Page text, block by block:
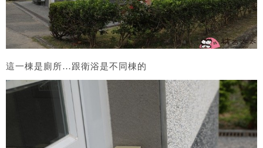
這一棟是廁所…跟衛浴是不同棟的